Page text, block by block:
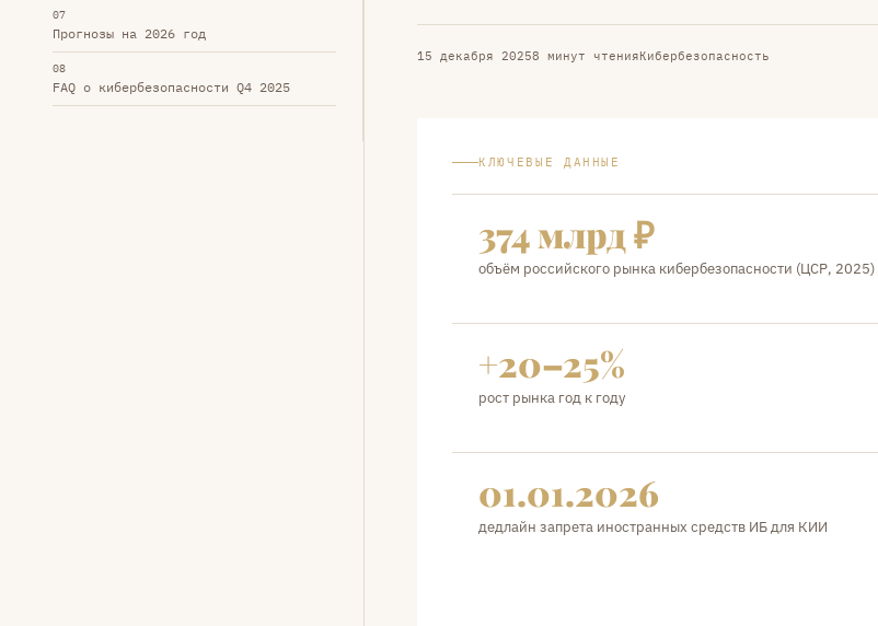
07
Прогнозы на 2026 год
08
FAQ о кибербезопасности Q4 2025
15 декабря 20258 минут чтенияКибербезопасность
КЛЮЧЕВЫЕ ДАННЫЕ
374 млрд ₽
объём российского рынка кибербезопасности (ЦСР, 2025)
+20–25%
рост рынка год к году
01.01.2026
дедлайн запрета иностранных средств ИБ для КИИ